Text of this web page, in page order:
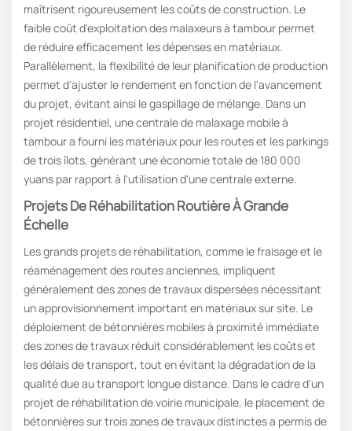
maîtrisent rigoureusement les coûts de construction. Le
faible coût d'exploitation des malaxeurs à tambour permet
de réduire efficacement les dépenses en matériaux.
Parallèlement, la flexibilité de leur planification de production
permet d'ajuster le rendement en fonction de l'avancement
du projet, évitant ainsi le gaspillage de mélange. Dans un
projet résidentiel, une centrale de malaxage mobile à
tambour a fourni les matériaux pour les routes et les parkings
de trois îlots, générant une économie totale de 180 000
yuans par rapport à l'utilisation d'une centrale externe.
Projets De Réhabilitation Routière À Grande
Échelle
Les grands projets de réhabilitation, comme le fraisage et le
réaménagement des routes anciennes, impliquent
généralement des zones de travaux dispersées nécessitant
un approvisionnement important en matériaux sur site. Le
déploiement de bétonnières mobiles à proximité immédiate
des zones de travaux réduit considérablement les coûts et
les délais de transport, tout en évitant la dégradation de la
qualité due au transport longue distance. Dans le cadre d'un
projet de réhabilitation de voirie municipale, le placement de
bétonnières sur trois zones de travaux distinctes a permis de